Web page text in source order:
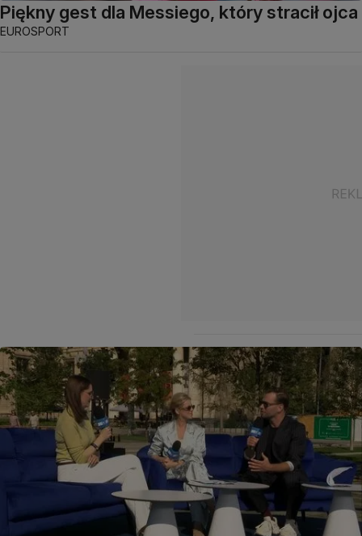
Piękny gest dla Messiego, który stracił ojca
EUROSPORT